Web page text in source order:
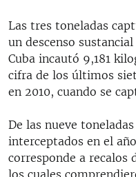
Las tres toneladas
un descenso
Cuba incautó 9,181
cifra de los últimos
en 2010, cuando se
De las nueve
interceptados en el
corresponde a recalos
los cuales